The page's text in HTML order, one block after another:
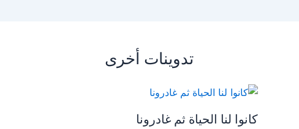
تدوينات أخرى
كانوا لنا الحياة ثم غادرونا